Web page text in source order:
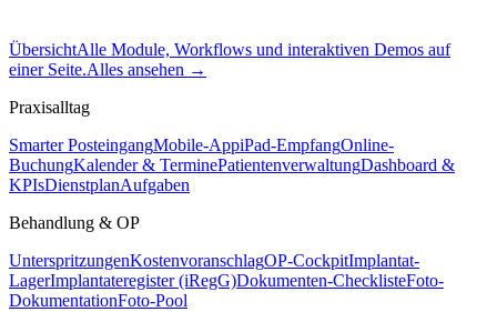
ÜbersichtAlle Module, Workflows und interaktiven Demos auf
einer Seite.Alles ansehen →
Praxisalltag
Smarter PosteingangMobile-AppiPad-EmpfangOnline-
BuchungKalender & TerminePatientenverwaltungDashboard &
KPIsDienstplanAufgaben
Behandlung & OP
UnterspritzungenKostenvoranschlagOP-CockpitImplantat-
LagerImplantateregister (iRegG)Dokumenten-ChecklisteFoto-
DokumentationFoto-Pool